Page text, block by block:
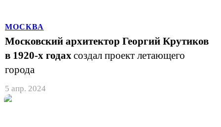
МОСКВА
Московский архитектор Георгий Крутиков
в 1920-х годах создал проект летающего
города
5 апр. 2024